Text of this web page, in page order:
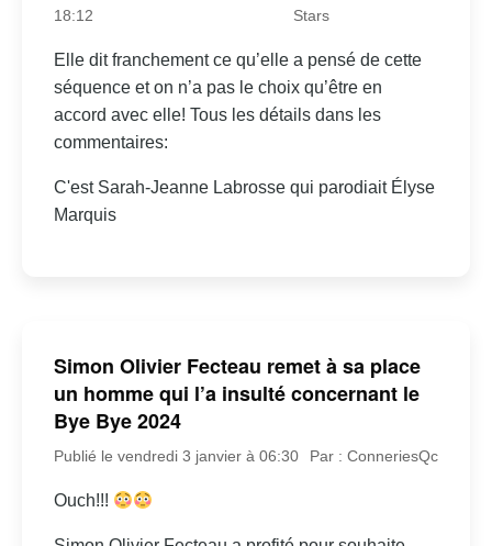
18:12
Stars
Elle dit franchement ce qu’elle a pensé de cette
séquence et on n’a pas le choix qu’être en
accord avec elle! Tous les détails dans les
commentaires:
C'est Sarah-Jeanne Labrosse qui parodiait Élyse
Marquis
Simon Olivier Fecteau remet à sa place
un homme qui l’a insulté concernant le
Bye Bye 2024
Publié le vendredi 3 janvier à 06:30 Par : ConneriesQc
Ouch!!!